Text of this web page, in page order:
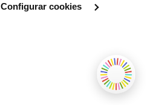
Configurar cookies